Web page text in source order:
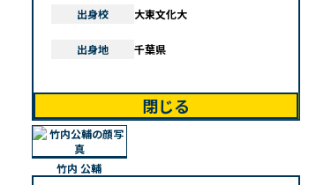
出身校 大東文化大
出身地 千葉県
閉じる
竹内 公輔